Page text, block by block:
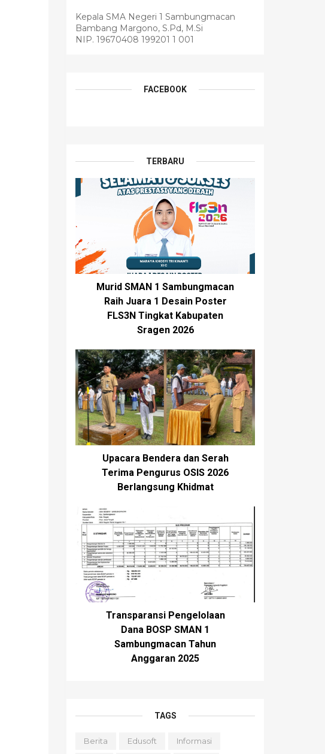
Kepala SMA Negeri 1 Sambungmacan
Bambang Margono, S.Pd, M.Si
NIP. 19670408 199201 1 001
FACEBOOK
TERBARU
Murid SMAN 1 Sambungmacan
Raih Juara 1 Desain Poster
FLS3N Tingkat Kabupaten
Sragen 2026
Upacara Bendera dan Serah
Terima Pengurus OSIS 2026
Berlangsung Khidmat
Transparansi Pengelolaan
Dana BOSP SMAN 1
Sambungmacan Tahun
Anggaran 2025
TAGS
Berita Edusoft Informasi